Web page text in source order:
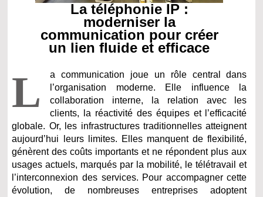
La téléphonie IP :
moderniser la
communication pour créer
un lien fluide et efficace
L
a communication joue un rôle central dans
l’organisation moderne. Elle influence la
collaboration interne, la relation avec les
clients, la réactivité des équipes et l’efficacité
globale. Or, les infrastructures traditionnelles atteignent
aujourd’hui leurs limites. Elles manquent de flexibilité,
génèrent des coûts importants et ne répondent plus aux
usages actuels, marqués par la mobilité, le télétravail et
l’interconnexion des services. Pour accompagner cette
évolution, de nombreuses entreprises adoptent